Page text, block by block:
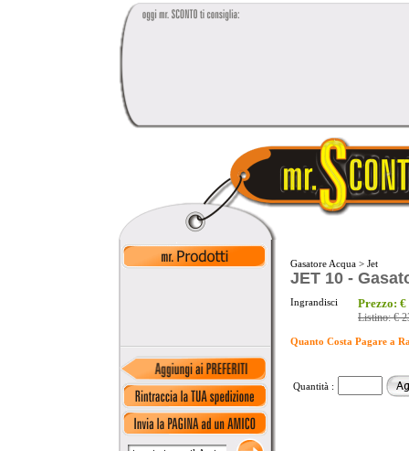
Gasatore Acqua > Jet
JET 10 -
Ingrandisci Prezzo: €
Listino:€
Quanto Costa Pagare a
Quantità :